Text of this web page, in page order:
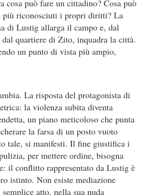
cosa può fare un cittadino? Cosa può
più riconosciuti i propri diritti? La
di Lustig allarga il campo e, dal
quartiere di Zito, inquadra la città.
un punto di vista più ampio,
La risposta del protagonista di
la violenza subita diventa
un piano meticoloso che punta
la farsa di un posto vuoto
tale, si manifesti. Il fine giustifica i
per mettere ordine, bisogna
il conflitto rappresentato da Lustig è
istinto. Non esiste mediazione
atto, nella sua nuda